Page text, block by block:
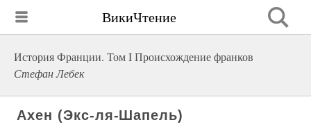
ВикиЧтение
История Франции. Том I Происхождение франков
Стефан Лебек
Ахен (Экс-ля-Шапель)